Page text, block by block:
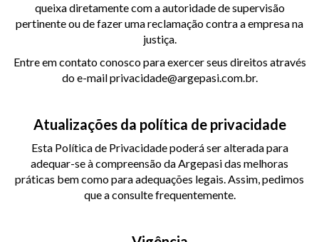
queixa diretamente com a autoridade de supervisão
pertinente ou de fazer uma reclamação contra a empresa na
justiça.
Entre em contato conosco para exercer seus direitos através
do e-mail privacidade@argepasi.com.br.
Atualizações da política de privacidade
Esta Política de Privacidade poderá ser alterada para
adequar-se à compreensão da Argepasi das melhoras
práticas bem como para adequações legais. Assim, pedimos
que a consulte frequentemente.